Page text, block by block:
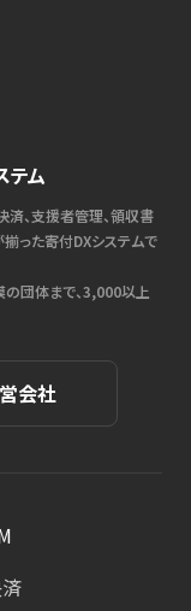
テム
済、支援者管理、領収書
った寄付DXシステムで
団体まで、3,000以上
会社